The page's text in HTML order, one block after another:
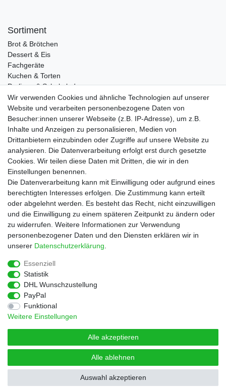
Sortiment
Brot & Brötchen
Dessert & Eis
Fachgeräte
Kuchen & Torten
Pralinen & Schokolade
Lebensmittel
Gutscheine
Informationen
Zahlungsarten
Versandkosten
Service
Rezepte
Newsletter
Blog
Choco Patiss
|
Wir verwenden Cookies und ähnliche Technologien auf unserer
Website und verarbeiten personenbezogene Daten von
Besucher:innen unserer Webseite (z.B. IP-Adresse), um z.B.
Inhalte und Anzeigen zu personalisieren, Medien von
Drittanbietern einzubinden oder Zugriffe auf unsere Website zu
analysieren. Die Datenverarbeitung erfolgt erst durch gesetzte
Cookies. Wir teilen diese Daten mit Dritten, die wir in den
Einstellungen benennen.
Die Datenverarbeitung kann mit Einwilligung oder aufgrund eines
berechtigten Interesses erfolgen. Die Zustimmung kann erteilt
oder abgelehnt werden. Es besteht das Recht, nicht einzuwilligen
und die Einwilligung zu einem späteren Zeitpunkt zu ändern oder
zu widerrufen. Weitere Informationen zur Verwendung
personenbezogener Daten und den Diensten erklären wir in
unserer Daten­schutz­erklärung
Essenziell
Statistik
DHL Wunschzustellung
PayPal
Funktional
Weitere Einstellungen
Alle akzeptieren
Alle ablehnen
Auswahl akzeptieren